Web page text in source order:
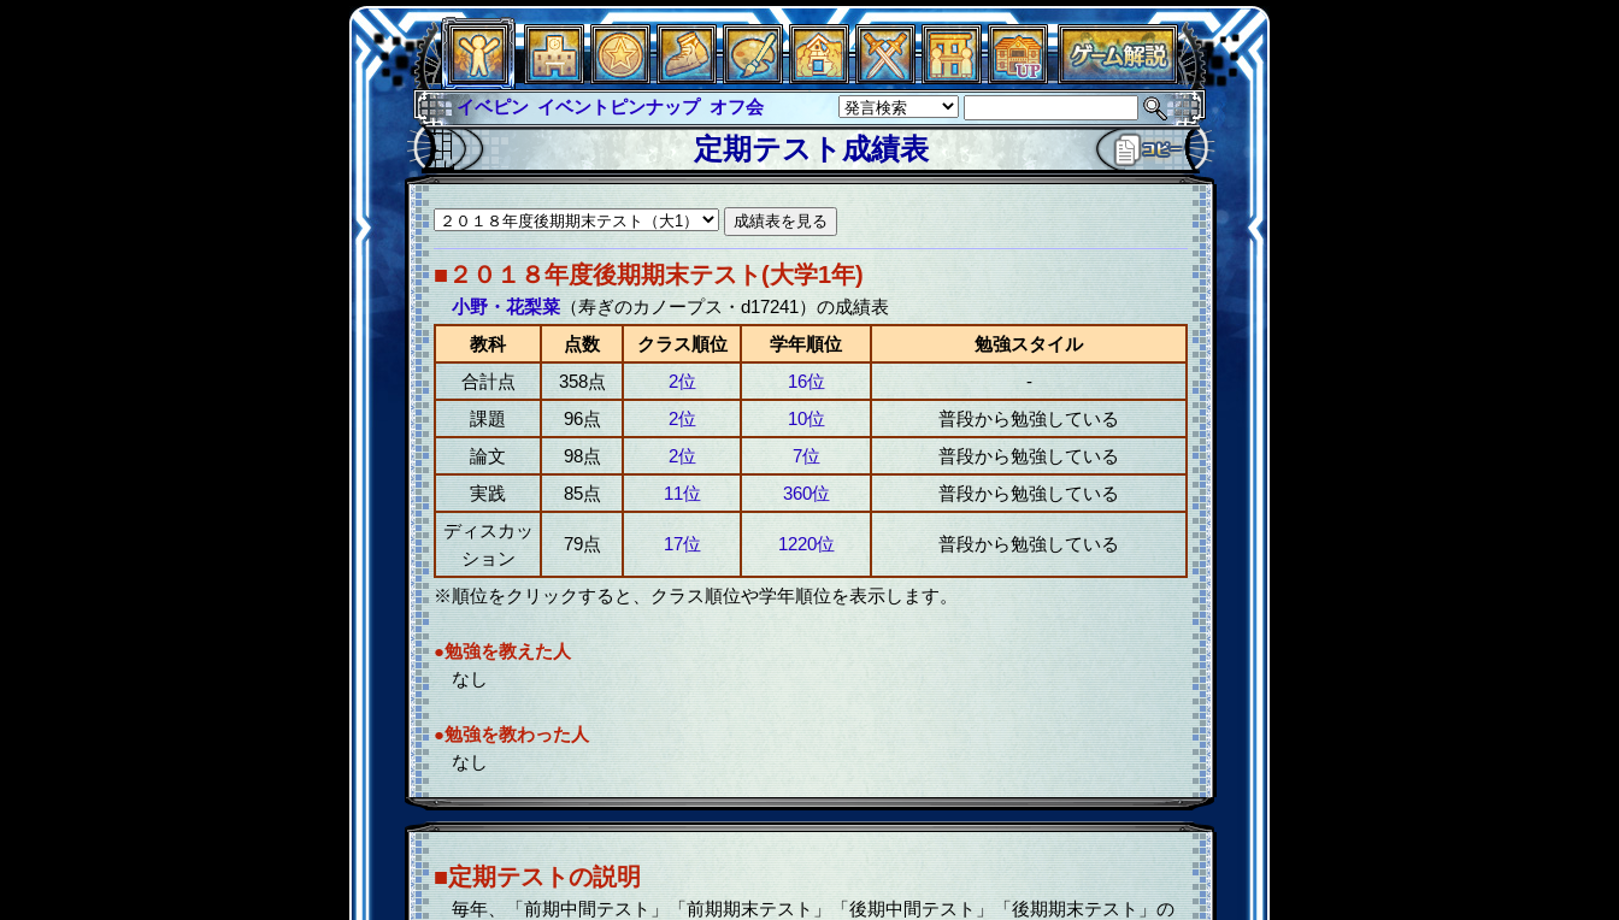
イベピン イベントピンナップ オフ会
グラシャ
グラシャ・ラボラス
グローバルジャスティス サイキックハーツ
サイキックハーツ大戦 シュラウド ソロモン
ファイナル アブソーバー
定期テスト成績表
■２０１８年度後期期末テスト(大学1年)
小野・花梨菜 （寿ぎのカノープス・d17241）の成績表
教科
点数 クラス順位 学年順位
勉強スタイル
合計点
358点 2位 16位
-
課題
96点 2位 10位
普段から勉強している
論文
98点 2位 7位
普段から勉強している
実践
85点 11位 360位
普段から勉強している
ディスカッ
ション
79点 17位 1220位 普段から勉強している
※順位をクリックすると、クラス順位や学年順位を表示します。
●勉強を教えた人
なし
●勉強を教わった人
なし
■定期テストの説明
毎年、「前期中間テスト」「前期期末テスト」「後期中間テスト」「後期期末テスト」の